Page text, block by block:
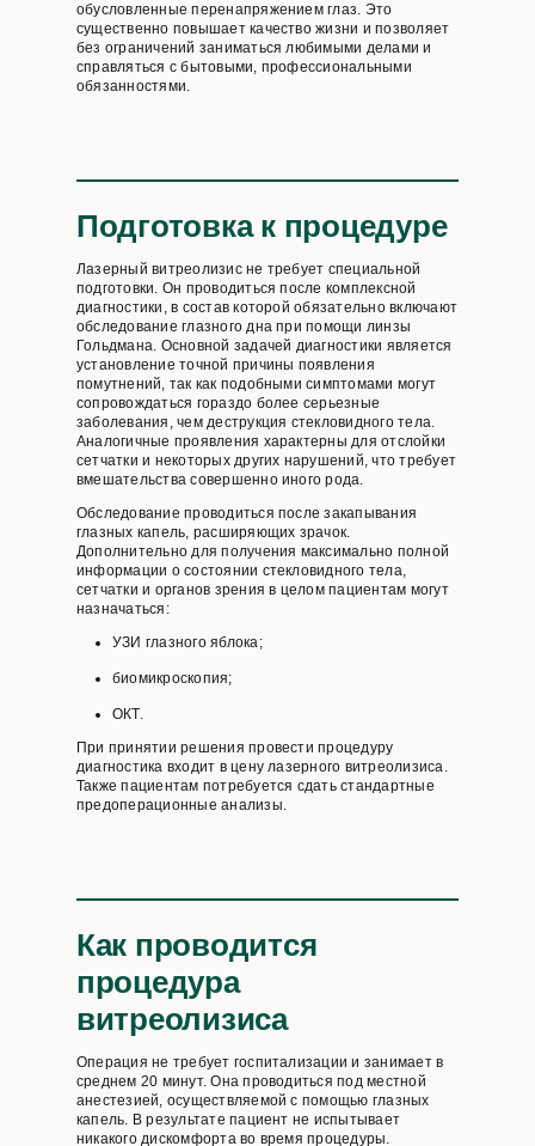
обусловленные перенапряжением глаз. Это
существенно повышает качество жизни и позволяет
без ограничений заниматься любимыми делами и
справляться с бытовыми, профессиональными
обязанностями.
Подготовка к процедуре
Лазерный витреолизис не требует специальной
подготовки. Он проводиться после комплексной
диагностики, в состав которой обязательно включают
обследование глазного дна при помощи линзы
Гольдмана. Основной задачей диагностики является
установление точной причины появления
помутнений, так как подобными симптомами могут
сопровождаться гораздо более серьезные
заболевания, чем деструкция стекловидного тела.
Аналогичные проявления характерны для отслойки
сетчатки и некоторых других нарушений, что требует
вмешательства совершенно иного рода.
Обследование проводиться после закапывания
глазных капель, расширяющих зрачок.
Дополнительно для получения максимально полной
информации о состоянии стекловидного тела,
сетчатки и органов зрения в целом пациентам могут
назначаться:
УЗИ глазного яблока;
биомикроскопия;
ОКТ.
При принятии решения провести процедуру
диагностика входит в цену лазерного витреолизиса.
Также пациентам потребуется сдать стандартные
предоперационные анализы.
Как проводится
процедура
витреолизиса
Операция не требует госпитализации и занимает в
среднем 20 минут. Она проводиться под местной
анестезией, осуществляемой с помощью глазных
капель. В результате пациент не испытывает
никакого дискомфорта во время процедуры.